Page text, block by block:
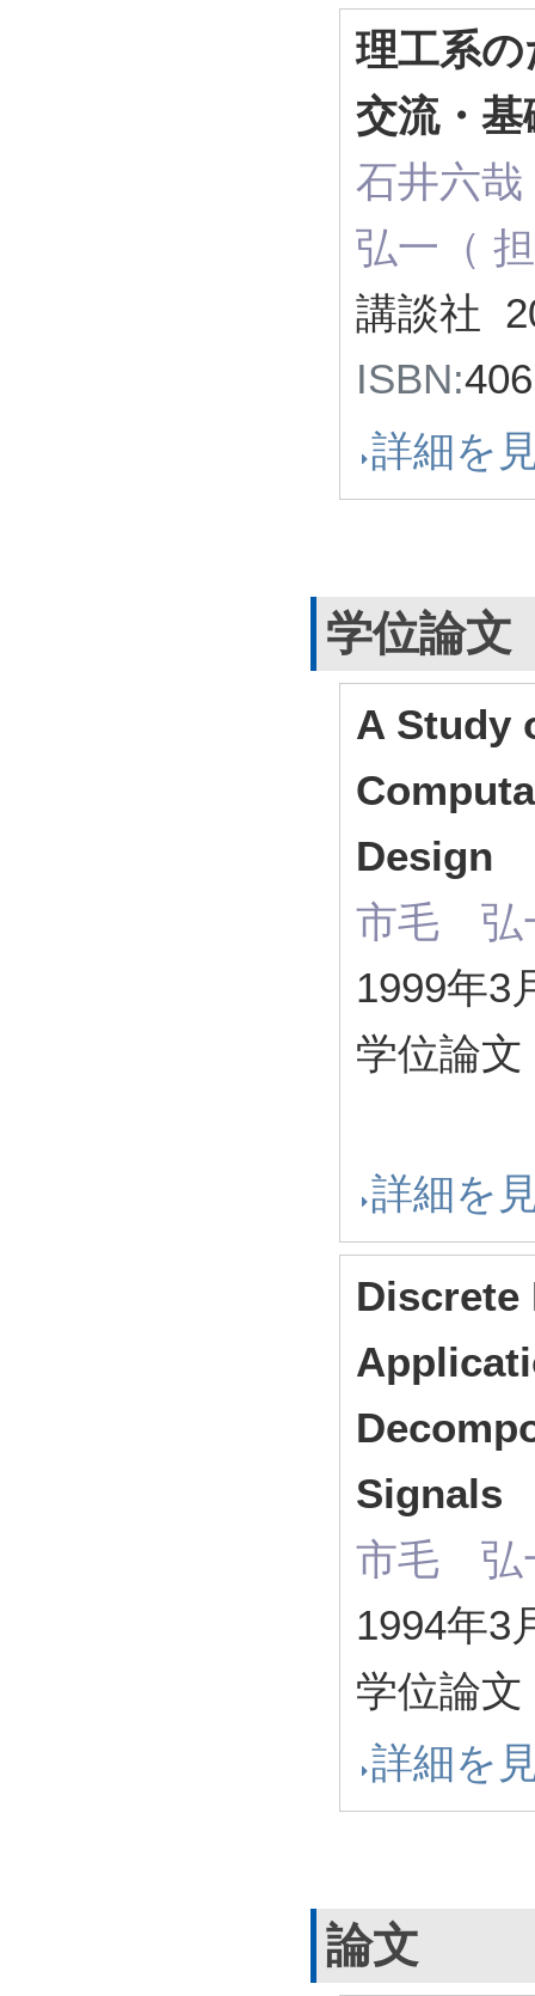
理工系
交流・基
石井六
弘一（
講談社
ISBN:
詳細を
学位論文
A Study
Design
市毛 弘
1999年3
学位論
詳細を
Discrete
Signals
市毛 弘
1994年3
学位論
詳細を
論文